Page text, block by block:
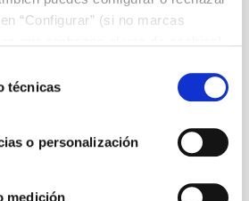
“Configurar” (si no marcas
técnicas
o personalización
medición